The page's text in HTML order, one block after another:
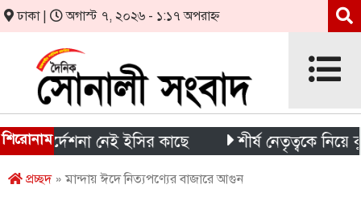
ঢাকা | অগাস্ট ৭, ২০২৬ - ১:১৭ অপরাহ্ন
শিরোনাম নেই ইসির কাছে শীর্ষ নেতৃত্বকে নিয়ে
প্রচ্ছদ» মান্দায় ঈদে নিত্যপণ্যের বাজারে আগুন